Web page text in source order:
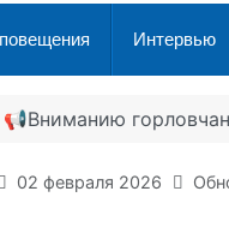
Интервью
📢Вниманию
02 февраля 2026